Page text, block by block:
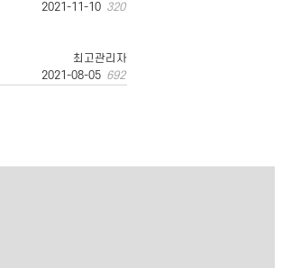
2021-11-10 320
최고관리자
2021-08-05 692